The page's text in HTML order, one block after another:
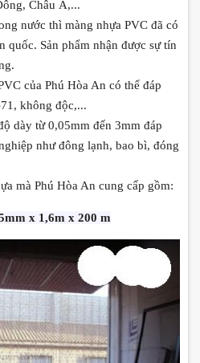
Châu Á,...
nước thì màng nhựa PVC đã có
quốc. Sản phẩm nhận được sự tín
của Phú Hòa An có thể đáp
không độc,...
dày từ 0,05mm đến 3mm đáp
như đông lạnh, bao bì, đóng
mà Phú Hòa An cung cấp gồm:
x 1,6m x 200 m